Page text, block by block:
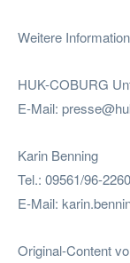
Weitere
HUK-COBURG
E-Mail:
Karin Benning
Tel.: 09561/96-
E-Mail:
Original-Content